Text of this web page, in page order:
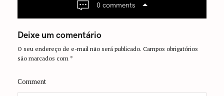
t
i
o
0 comments
Deixe um comentário
O seu endereço de e-mail não será publicado. Campos obrigatórios
são marcados com*
Comment